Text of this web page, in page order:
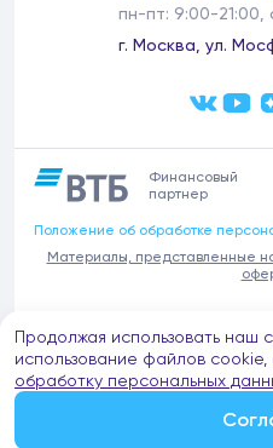
пн-пт: 9:00-21:00,
г. Москва, ул.
Финансовый
партнер
Положение об обработке
Материалы, представленные
В связи с участившимися
имени компании Донстрой
отделочных материалов и
компания Донстрой не
представительств такого
Продолжая использовать наш
использование файлов cookie,
обработку персональных